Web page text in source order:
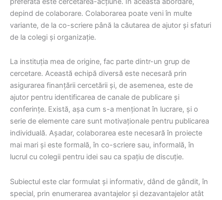
depind de colaborare. Colaborarea poate veni în multe
variante, de la co-scriere până la căutarea de ajutor și sfaturi
de la colegi și organizație.
La instituția mea de origine, fac parte dintr-un grup de
cercetare. Această echipă diversă este necesară prin
asigurarea finanțării cercetării și, de asemenea, este de
ajutor pentru identificarea de canale de publicare și
conferințe. Există, așa cum s-a menționat în lucrare, și o
serie de elemente care sunt motivaționale pentru publicarea
individuală. Așadar, colaborarea este necesară în proiecte
mai mari și este formală, în co-scriere sau, informală, în
lucrul cu colegii pentru idei sau ca spațiu de discuție.
Subiectul este clar formulat și informativ, dând de gândit, în
special, prin enumerarea avantajelor și dezavantajelor atât